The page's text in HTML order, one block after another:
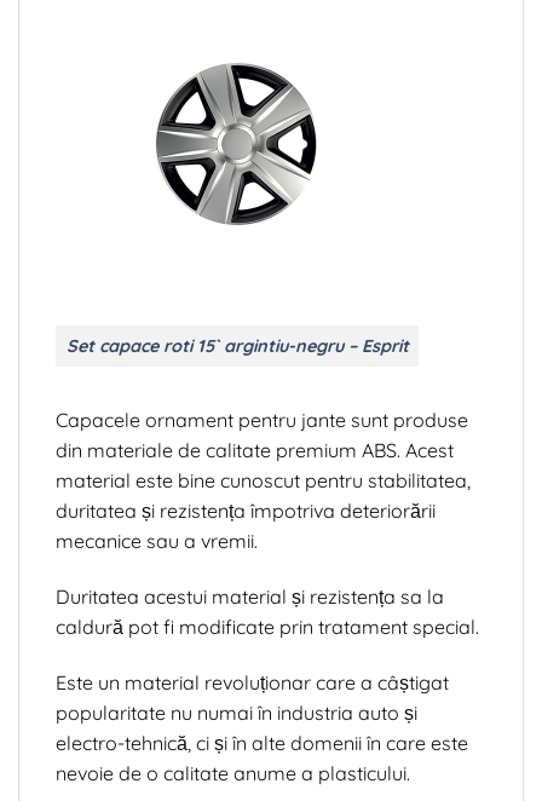
Set capace roti 15` argintiu-negru – Esprit
Capacele ornament pentru jante sunt produse
din materiale de calitate premium ABS. Acest
material este bine cunoscut pentru stabilitatea,
duritatea și rezistența împotriva deteriorării
mecanice sau a vremii.
Duritatea acestui material și rezistența sa la
caldură pot fi modificate prin tratament special.
Este un material revoluționar care a câștigat
popularitate nu numai în industria auto și
electro-tehnică, ci și în alte domenii în care este
nevoie de o calitate anume a plasticului.